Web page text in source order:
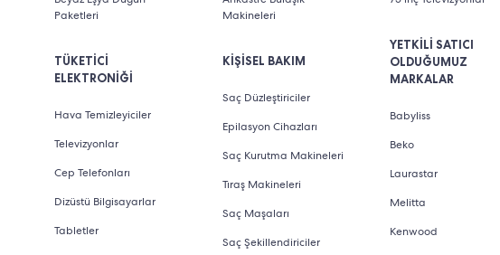
Paketleri
TÜKETİCİ
ELEKTRONİĞİ
Hava Temizleyiciler
Televizyonlar
Cep Telefonları
Dizüstü Bilgisayarlar
Tabletler
Makineleri
KİŞİSEL BAKIM
Saç Düzleştiriciler
Epilasyon Cihazları
Saç Kurutma Makineleri
Tıraş Makineleri
Saç Maşaları
Saç Şekillendiriciler
YETKİLİ SATICI
OLDUĞUMUZ
MARKALAR
Babyliss
Beko
Laurastar
Melitta
Kenwood